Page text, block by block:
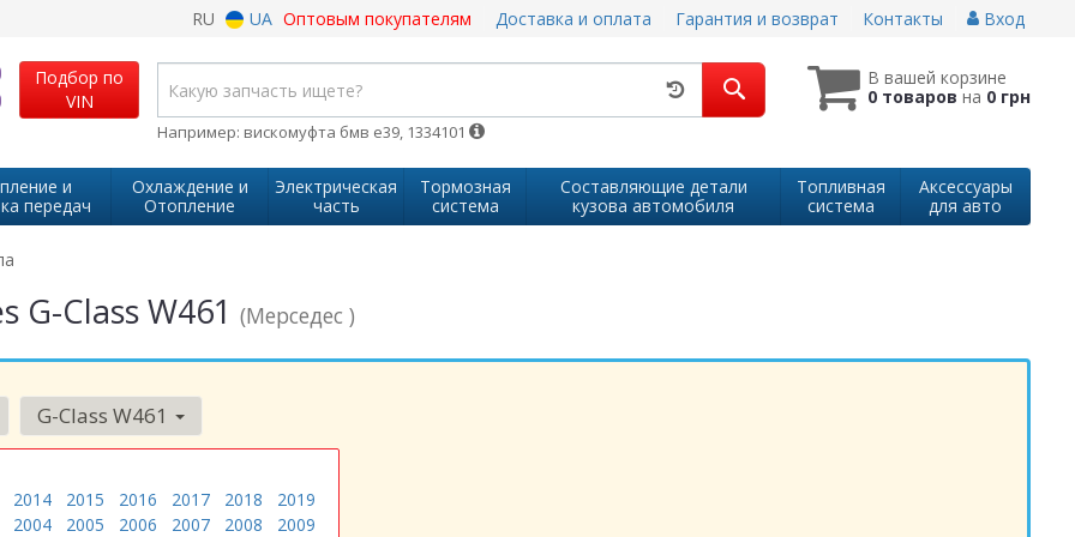
RU UA Оптовым покупателям Доставка и оплата Гарантия и возврат Контакты Вход
Подбор по
VIN
В вашей корзине
0 товаровна 0 грн
Например: вискомуфта бмв е39, 1334101
и
передач
Охлаждение и
Отопление
Электрическая
часть
Тормозная
система
Составляющие детали
кузова автомобиля
Топливная
система
Аксессуары
для авто
G-Class W461 (Мерседес )
2014 2015 2016 2017 2018
2019
2004
2005 2006 2007 2008 2009
G-Class W461